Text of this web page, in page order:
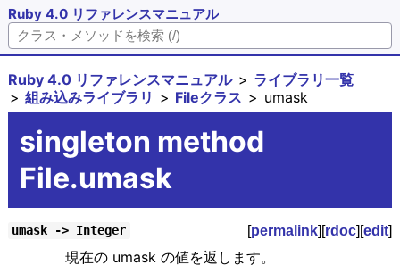
Ruby 4.0 リファレンスマニュアル
Ruby 4.0 リファレンスマニュアル
ライブラリ一覧
組み込みライブラリ
Fileクラス umask
singleton method
File.umask
umask -> Integer [permalink][rdoc][edit]
現在の umask の値を返します。